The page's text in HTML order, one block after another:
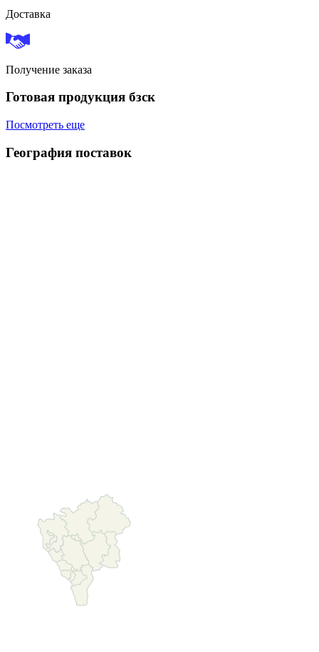
Доставка
Получение заказа
Готовая продукция бзск
Посмотреть еще
География поставок